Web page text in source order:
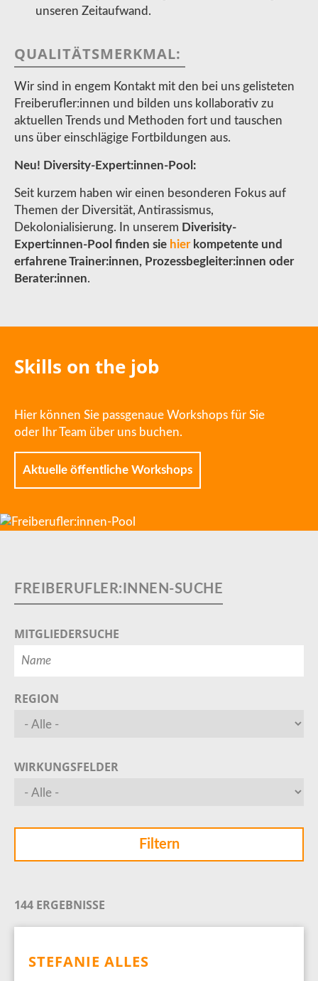
unseren Zeitaufwand.
QUALITÄTSMERKMAL:
Wir sind in engem Kontakt mit den bei uns gelisteten
Freiberufler:innen und bilden uns kollaborativ zu
aktuellen Trends und Methoden fort und tauschen
uns über einschlägige Fortbildungen aus.
Neu! Diversity-Expert:innen-Pool:
Seit kurzem haben wir einen besonderen Fokus auf
Themen der Diversität, Antirassismus,
Dekolonialisierung. In unserem Diverisity-
Expert:innen-Pool finden sie hier kompetente und
erfahrene Trainer:innen, Prozessbegleiter:innen oder
Berater:innen.
Skills on the job
Hier können Sie passgenaue Workshops für Sie
oder Ihr Team über uns buchen.
Aktuelle öffentliche Workshops
MITGLIEDERSUCHE
REGION
WIRKUNGSFELDER
144 ERGEBNISSE
STEFANIE ALLES